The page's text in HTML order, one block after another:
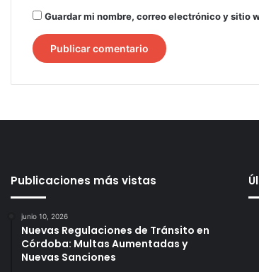
Guardar mi nombre, correo electrónico y sitio
Publicaciones más vistas
junio 10, 2026
Nuevas Regulaciones de Tránsito en
Córdoba: Multas Aumentadas y
Nuevas Sanciones